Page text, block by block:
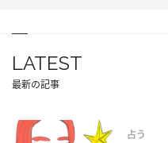
LATEST
最新の記事
占う